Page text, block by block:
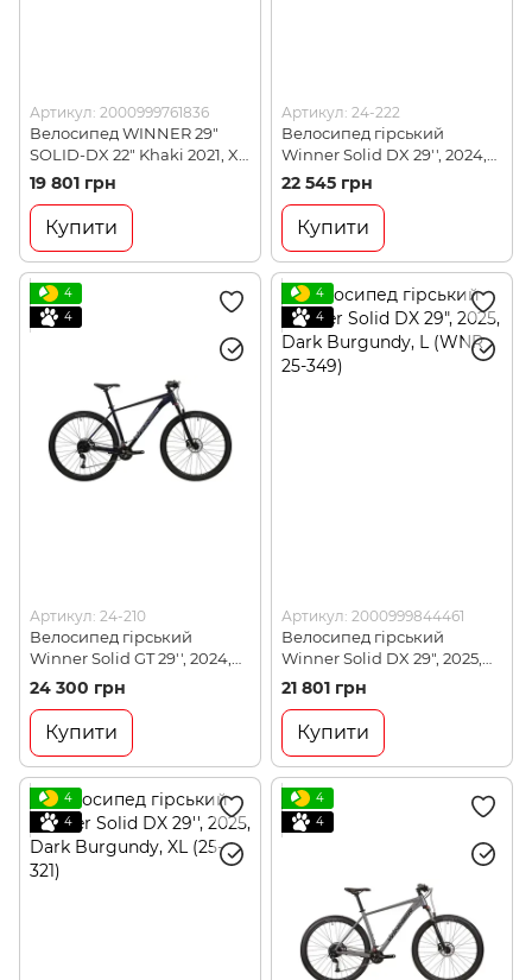
Артикул: 2000999761836
Велосипед WINNER 29"
SOLID-DX 22" Khaki 2021, XL
(WNR 21-083)
19 801 грн
Купити
Артикул: 24-222
Велосипед гірський
Winner Solid DX 29'', 2024,
Dark Turquoise, L (24-222)
22 545 грн
Купити
4
4
Артикул: 24-210
Велосипед гірський
Winner Solid GT 29'', 2024,
Dark Blue, L (24-210)
24 300 грн
Купити
4
4
Артикул: 2000999844461
Велосипед гірський
Winner Solid DX 29", 2025,
Dark Burgundy, L (WNR 25-
21 801 грн
Купити
4
4
4
4